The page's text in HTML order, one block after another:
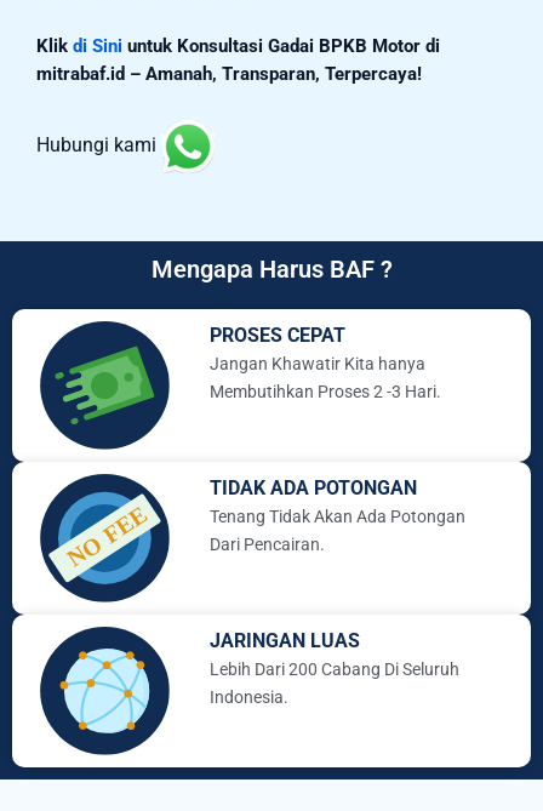
Klik di Sini untuk Konsultasi Gadai BPKB Motor di
mitrabaf.id – Amanah, Transparan, Terpercaya!
Hubungi kami
Mengapa Harus BAF ?
PROSES CEPAT
Jangan Khawatir Kita hanya
Membutihkan Proses 2 -3 Hari.
TIDAK ADA POTONGAN
Tenang Tidak Akan Ada Potongan
Dari Pencairan.
JARINGAN LUAS
Lebih Dari 200 Cabang Di Seluruh
Indonesia.